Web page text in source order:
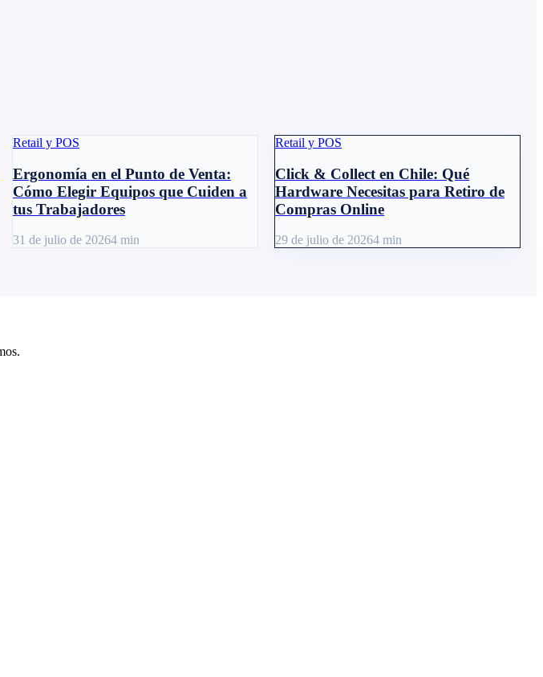
Retail y POS
Ergonomía en el Punto de Venta:
Cómo Elegir Equipos que Cuiden a
tus Trabajadores
31 de julio de 20264 min
Retail y POS
Click & Collect en Chile: Qué
Hardware Necesitas para Retiro de
Compras Online
29 de julio de 20264 min